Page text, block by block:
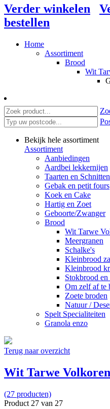
Verder winkelen
bestellen
Home
Assortiment
Brood
Wit
Bekijk hele assortiment
Assortiment
Aanbiedingen
Aardbei lekkernijen
Taarten en Schnitten
Gebak en petit fours
Koek en Cake
Hartig en Zoet
Geboorte/Zwanger
Brood
Wit Tarwe
Meergranen
Schalke's
Kleinbrood
Kleinbrood
Stokbrood
Om zelf af te
Zoete broden
Natuur /
Spelt Specialiteiten
Granola enzo
Terug naar overzicht
Wit Tarwe Volkoren
(27 producten)
Product 27 van 27